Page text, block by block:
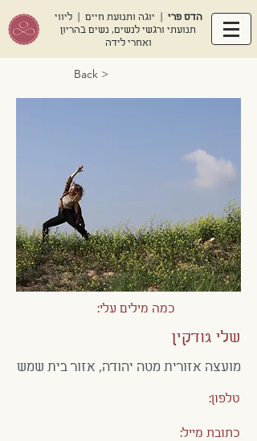
הדס פרי | יוגה ותנועת חיים | ליווי
תנועתי ורגשי לנשים, נשים בהריון
ואחרי לידה
< Back
כמה מילים עלי:
שלי גודקין
מועצה אזורית מטה יהודה, אזור בית שמש
טלפון:
כתובת מייל: